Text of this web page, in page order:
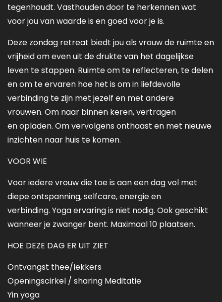
tegenhoudt. Vasthouden door te herkennen wat
voor jou van waarde is en goed voor je is.
Deze zondag retreat biedt jou als vrouw de ruimte en
vrijheid om even uit de drukte van het dagelijkse
leven te stappen. Ruimte om te reflecteren, te delen
en om te ervaren hoe het is om in liefdevolle
verbinding te zijn met jezelf en met andere
vrouwen. Om naar binnen keren, vertragen
en opladen. Om vervolgens onthaast en met nieuwe
inzichten naar huis te komen.
VOOR WIE
Voor iedere vrouw die toe is aan een dag vol met
diepe ontspanning, selfcare, energie en
verbinding. Yoga ervaring is niet nodig. Ook geschikt
wanneer je zwanger bent. Maximaal 10 plaatsen.
HOE DEZE DAG ER UIT ZIET
Ontvangst thee/lekkers
Openingscirkel / sharing Meditatie
Yin yoga